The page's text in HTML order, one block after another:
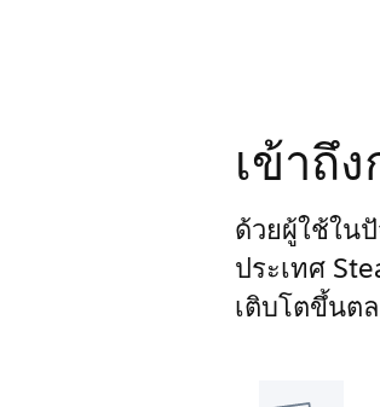
เข้าถึ
ด้วยผู้ใช้ใน
ประเทศ
เติบโตขึ้นต